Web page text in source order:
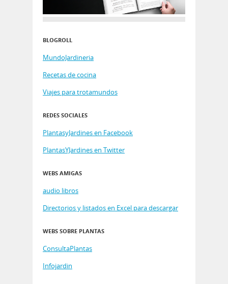
BLOGROLL
MundoJardineria
Recetas de cocina
Viajes para trotamundos
REDES SOCIALES
PlantasyJardines en Facebook
PlantasYJardines en Twitter
WEBS AMIGAS
audio libros
Directorios y listados en Excel para descargar
WEBS SOBRE PLANTAS
ConsultaPlantas
Infojardin